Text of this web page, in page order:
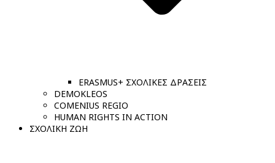
ERASMUS+ ΣΧΟΛΙΚΕΣ ΔΡΑΣΕΙΣ
DEMOKLEOS
COMENIUS REGIO
HUMAN RIGHTS IN ACTION
ΣΧΟΛΙΚΗ ΖΩΗ